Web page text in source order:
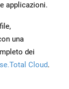
applicazioni.
una
dei
Cloud.